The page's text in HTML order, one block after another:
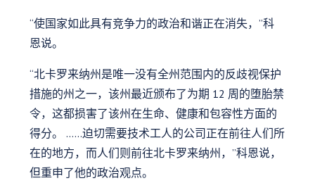
“使国家如此具有竞争力的政治和谐正在消失，”科
恩说。
“北卡罗来纳州是唯一没有全州范围内的反歧视保护
措施的州之一，该州最近颁布了为期 12 周的堕胎禁
令，这都损害了该州在生命、健康和包容性方面的
得分。 ......迫切需要技术工人的公司正在前往人们所
在的地方，而人们则前往北卡罗来纳州，”科恩说，
但重申了他的政治观点。